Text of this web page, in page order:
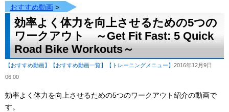
おすすめ動画 >
効率よく体力を向上させるための5つの
ワークアウト ～Get Fit Fast: 5 Quick
Road Bike Workouts～
【おすすめ動画】 【おすすめ動画一覧】 【トレーニングメニュー】 2016年12月9日
06:00
効率よく体力を向上させるための5つのワークアウト紹介の動画で
す。